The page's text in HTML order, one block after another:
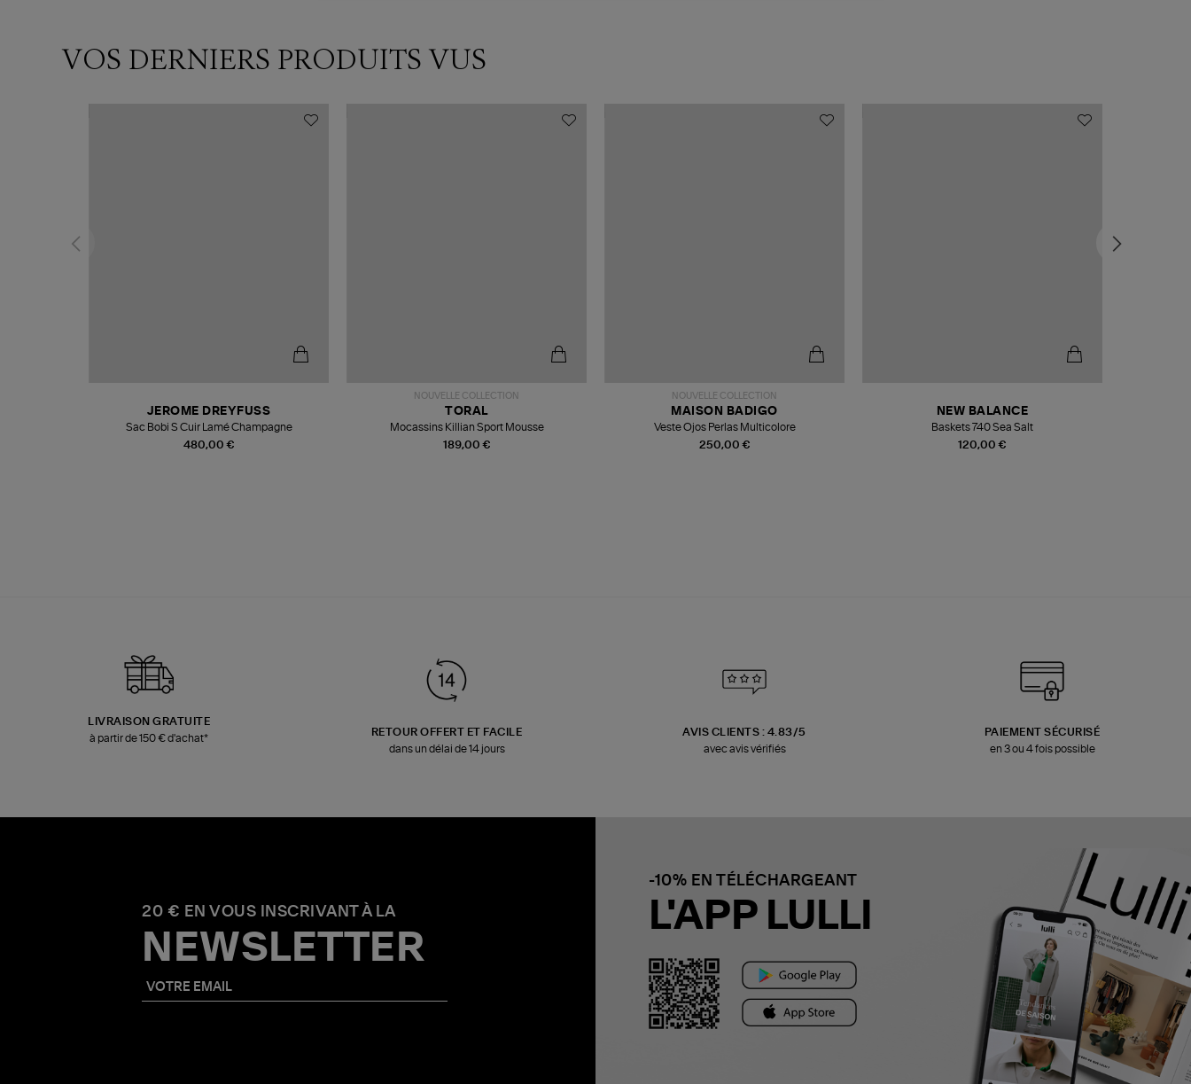
VOS DERNIERS PRODUITS VUS
480,00 €
JEROME DREYFUSS
Sac Bobi S Cuir Lamé Champagne
NOUVELLE COLLECTION
189,00 €
TORAL
Mocassins Killian Sport Mousse
NOUVELLE COLLECTION
250,00 €
MAISON BADIGO
Veste Ojos Perlas Multicolore
120,00 €
NEW BALANCE
Baskets 740 Sea Salt
LIVRAISON GRATUITE
à partir de 150 € d'achat*
RETOUR OFFERT ET FACILE
dans un délai de 14 jours
AVIS CLIENTS : 4.83/5
avec avis vérifiés
PAIEMENT SÉCURISÉ
en 3 ou 4 fois possible
20 € EN VOUS INSCRIVANT À LA
NEWSLETTER
-10% EN TÉLÉCHARGEANT
L'APP LULLI